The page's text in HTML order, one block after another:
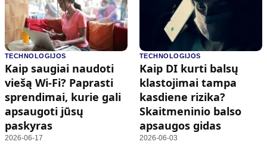
TECHNOLOGIJOS
Kaip saugiai naudoti
viešą Wi-Fi? Paprasti
sprendimai, kurie gali
apsaugoti jūsų
paskyras
2026-06-17
TECHNOLOGIJOS
Kaip DI kurti balsų
klastojimai tampa
kasdiene rizika?
Skaitmeninio balso
apsaugos gidas
2026-06-03